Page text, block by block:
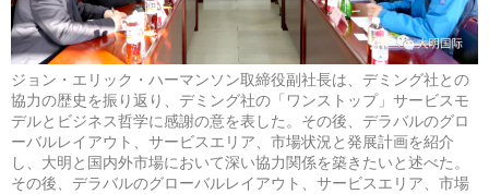
ジョン・エリック・ハーマンソン取締役副社長は、デミング社との
協力の歴史を振り返り、デミング社の「ワンストップ」サービスモ
デルとビジネス哲学に感謝の意を表した。その後、デラバルのグロ
ーバルレイアウト、サービスエリア、市場状況と発展計画を紹介
し、大明と国内外市場において深い協力関係を築きたいと述べた。
その後、デラバルのグローバルレイアウト、サービスエリア、市場